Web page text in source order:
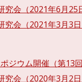
会（2021年6月25
会（2021年3月3日
ジウム開催（第13
会（2020年3月2